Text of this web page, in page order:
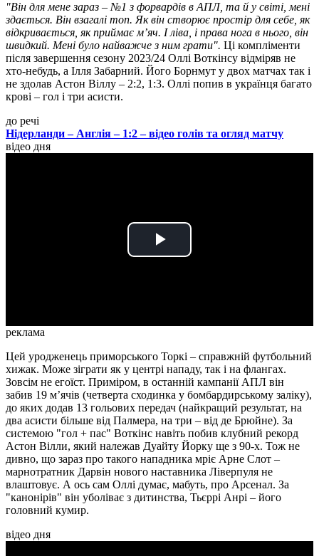
"Він для мене зараз – №1 з форвардів в АПЛ, та й у світі, мені
здається. Він взагалі топ. Як він створює простір для себе, як
відкривається, як приймає м’яч. І ліва, і права нога в нього, він
швидкий. Мені було найважче з ним грати". Ці компліменти
після завершення сезону 2023/24 Оллі Воткінсу відміряв не
хто-небудь, а Ілля Забарний. Його Борнмут у двох матчах так і
не здолав Астон Віллу – 2:2, 1:3. Оллі попив в українця багато
крові – гол і три асисти.
до речі
Нідерланди – Англія – 1:2 – відео голів та огляд матчу
відео дня
Play
реклама
Цей уродженець приморського Торкі – справжній футбольний
хижак. Може зіграти як у центрі нападу, так і на флангах.
Зовсім не егоїст. Приміром, в останній кампанії АПЛ він
забив 19 м’ячів (четверта сходинка у бомбардирському заліку),
до яких додав 13 гольових передач (найкращий результат, на
два асисти більше від Палмера, на три – від де Брюйне). За
системою "гол + пас" Воткінс навіть побив клубний рекорд
Астон Вілли, який належав Дуайту Йорку ще з 90-х. Тож не
дивно, що зараз про такого нападника мріє Арне Слот –
марнотратник Дарвін нового наставника Ліверпуля не
влаштовує. А ось сам Оллі думає, мабуть, про Арсенал. За
"канонірів" він уболіває з дитинства, Тьєррі Анрі – його
головний кумир.
відео дня